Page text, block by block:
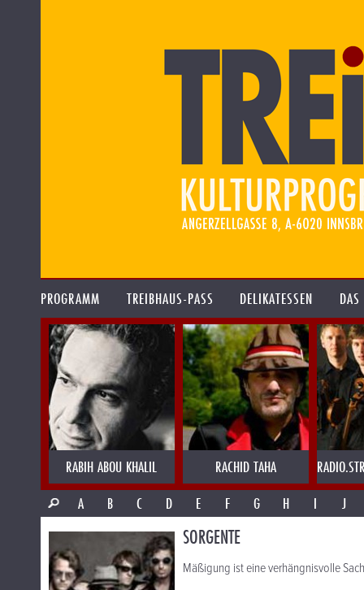
PROGRAMM TREIBHAUS-PASS DELIKATESSEN
RABIH ABOU KHALIL RACHID TAHA
A
B C D E F G H I J
SORGENTE
Mäßigung ist eine verhängnisvolle